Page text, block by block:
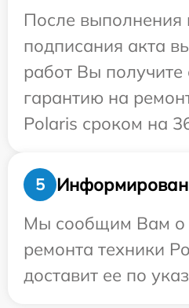
После выполнения
подписания акта
работ Вы
гарантию на
Polaris сроком на
5
Мы сообщим Вам о
ремонта техники
доставит ее по